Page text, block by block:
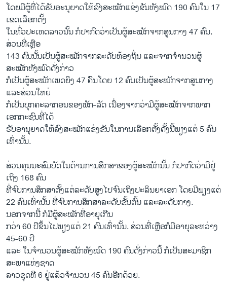
ໂດຍມີຜູ້ທີ່ໄດ້ຮັບອະນຸຍາດໃຫ້ລົງສະໝັກແຂ່ງຂັນທັງໝົດ 190 ຄົນໃນ 17
ເຂດເລືອກຕັ້ງ
ໃນທົ່ວປະເທດລາວນັ້ນ ກໍປາກົດວ່າເປັນຜູ້ສະໝັກຈາກສູນກາງ 47 ຄົນ.
ສ່ວນທີ່ເຫຼືອ
143 ຄົນນັ້ນເປັນຜູ້ສະໝັກຈາກລະດັບທ້ອງຖິ່ນ ແລະຈາກຈໍານວນຜູ້
ສະໝັກທັງໝົດດັ່ງກ່າວ
ກໍເປັນຜູ້ສະໝັກເພດຍິງ 47 ຄົົນໂດຍ 12 ຄົນເປັນຜູ້ສະໝັກຈາກສູນກາງ
ແລະສ່ວນໃຫຍ່
ກໍເປັນບຸກຄະລາກອນຂອງພັກ-ລັດ ເນື່ອງຈາກວ່າມີຜູ້ສະໝັກຈາກພາກ
ເອກກະຊົນທີ່ໄດ້
ຮັບອານຸຍາດໃຫ້ລົງສະໝັກແຂ່ງຂັນໃນການເລືອກຕັ້ງຄັ້ງນີ້ພຽງແຕ່ 5 ຄົນ
ເທົ່ານັ້ນ.
ສ່ວນຄຸນນະສົມບັດໃນດ້ານການສຶກສາຂອງຜູ້ສະໝັກນັ້ນ ກໍປາກົດວ່າມີຢູ່
ເຖິງ 168 ຄົນ
ທີ່ຈົບການສຶກສາຕັ້ງແຕ່ລະດັບສູງໄປຈົນເຖິງປະລິນຍາເອກ ໂດຍມີພຽງແຕ່
22 ຄົນເທົ່ານັ້ນ ທີ່ຈົບການສຶກສາລະດັບຂັ້ນຕົ້ນ ແລະລະດັບກາງ.
ນອກຈາກນີ້ ກໍມີຜູ້ສະໝັກທີ່ອາຍຸເກີນ
ກວ່າ 60 ປີຂຶ້ນໄປພຽງແຕ່ 21 ຄົນເທົ່ານັ້ນ. ສ່ວນທີ່ເຫຼືອກໍມີອາຍຸລະຫວ່າງ
45-60 ປີ
ແລະ ໃນຈໍານວນຜູ້ສະໝັກທັງໝົດ 190 ຄົນດັ່ງກ່າວນີ້ ກໍເປັນສະມາຊິກ
ສະພາແຫ່ງຊາດ
ລາວຊຸດທີ 6 ຢູ່ແລ້ວຈໍານວນ 45 ຄົນອີກດ້ວຍ.